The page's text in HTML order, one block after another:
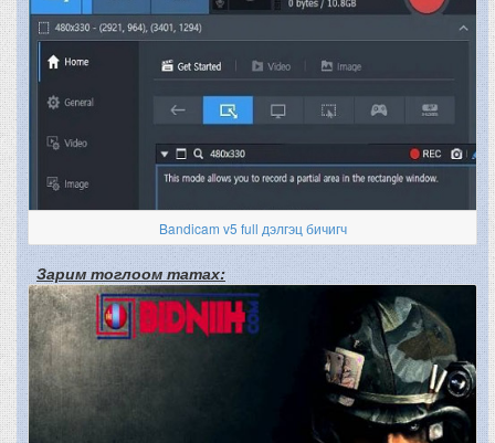
Bandicam v5 full дэлгэц бичигч
Зарим тоглоом татах: